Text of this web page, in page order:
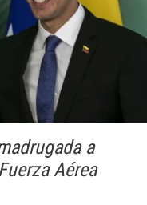
a
Aérea